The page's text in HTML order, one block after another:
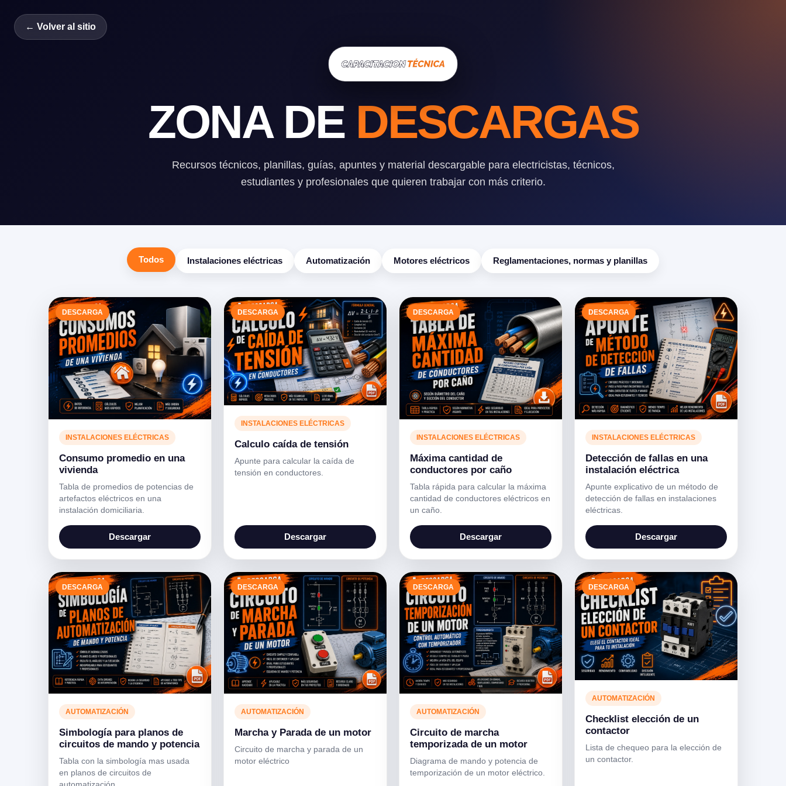
← Volver al sitio
ZONA DE DESCARGAS
Recursos técnicos, planillas, guías, apuntes y material descargable para electricistas, técnicos,
estudiantes y profesionales que quieren trabajar con más criterio.
Todos Instalaciones eléctricas Automatización Motores eléctricos Reglamentaciones, normas y planillas
DESCARGA
INSTALACIONES ELÉCTRICAS
Consumo promedio en una
vivienda
Tabla de promedios de potencias de
artefactos eléctricos en una
instalación domiciliaria.
Descargar
DESCARGA
INSTALACIONES ELÉCTRICAS
Calculo caída de tensión
Apunte para calcular la caída de
tensión en conductores.
Descargar
DESCARGA
INSTALACIONES ELÉCTRICAS
Máxima cantidad de
conductores por caño
Tabla rápida para calcular la máxima
cantidad de conductores eléctricos en
un caño.
Descargar
DESCARGA
INSTALACIONES ELÉCTRICAS
Detección de fallas en una
instalación eléctrica
Apunte explicativo de un método de
detección de fallas en instalaciones
eléctricas.
Descargar
DESCARGA
AUTOMATIZACIÓN
Simbología para planos de
circuitos de mando y potencia
Tabla con la simbología mas usada
en planos de circuitos de
DESCARGA
AUTOMATIZACIÓN
Marcha y Parada de un motor
Circuito de marcha y parada de un
motor eléctrico
DESCARGA
AUTOMATIZACIÓN
Circuito de marcha
temporizada de un motor
Diagrama de mando y potencia de
temporización de un motor eléctrico.
DESCARGA
AUTOMATIZACIÓN
Checklist elección de un
contactor
Lista de chequeo para la elección de
un contactor.